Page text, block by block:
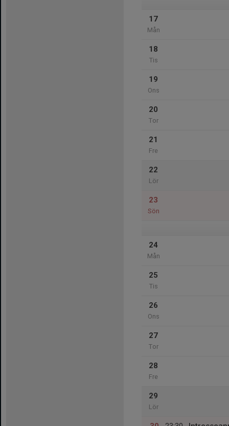
17
Mån
18
Tis
19
Ons
20
Tor
21
Fre
22
Lör
23
Sön
24
Mån
25
Tis
26
Ons
27
Tor
28
Fre
29
Lör